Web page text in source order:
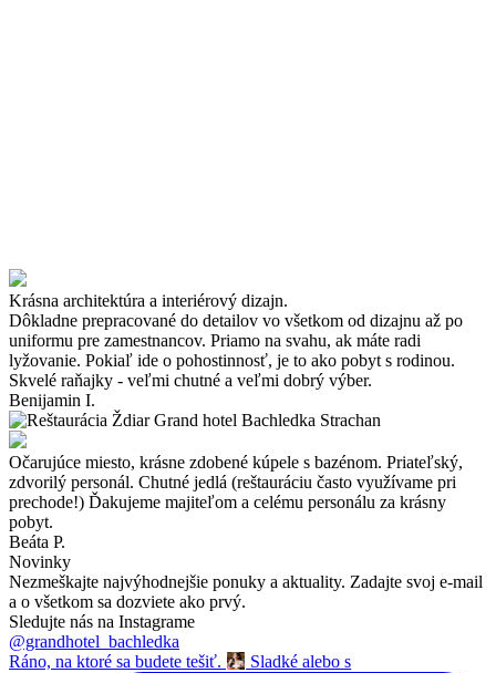
Krásna architektúra a interiérový dizajn.
Dôkladne prepracované do detailov vo všetkom od dizajnu až po
uniformu pre zamestnancov. Priamo na svahu, ak máte radi
lyžovanie. Pokiaľ ide o pohostinnosť, je to ako pobyt s rodinou.
Skvelé raňajky - veľmi chutné a veľmi dobrý výber.
Benijamin I.
Očarujúce miesto, krásne zdobené kúpele s bazénom. Priateľský,
zdvorilý personál. Chutné jedlá (reštauráciu často využívame pri
prechode!) Ďakujeme majiteľom a celému personálu za krásny
pobyt.
Beáta P.
Novinky
Nezmeškajte najvýhodnejšie ponuky a aktuality. Zadajte svoj e-mail
a o všetkom sa dozviete ako prvý.
Sledujte nás na Instagrame
@grandhotel_bachledka
Ráno, na ktoré sa budete tešiť.
Sladké alebo s